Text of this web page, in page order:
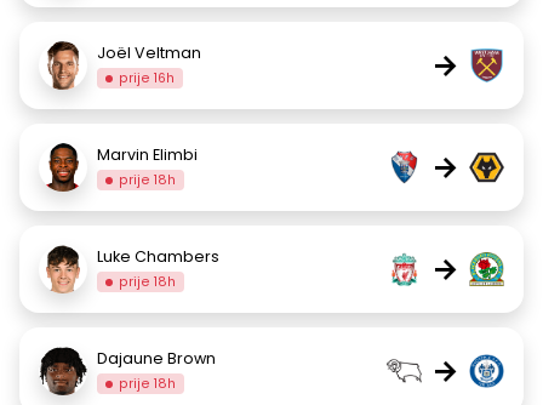
Joël Veltman
prije 16h →
Marvin Elimbi
prije 18h →
Luke Chambers
prije 18h →
Dajaune Brown
prije 18h →